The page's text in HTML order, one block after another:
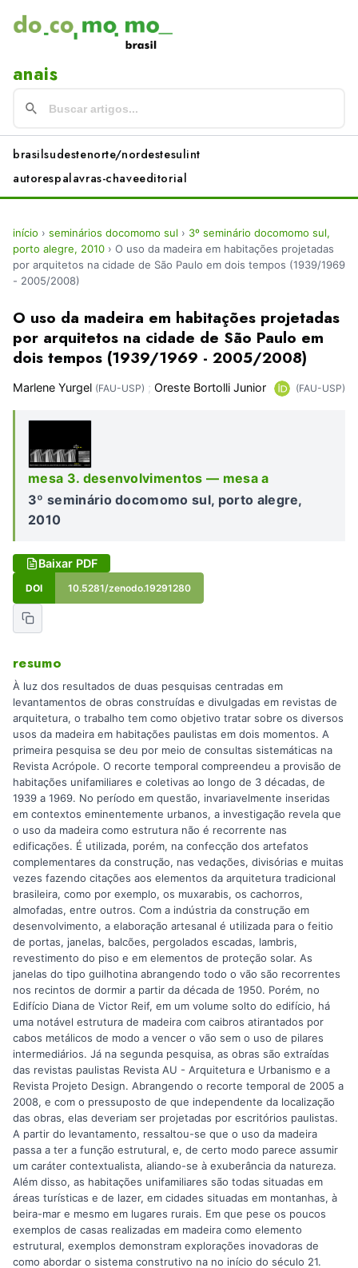
anais
brasilsudestenorte/nordestesulint
autorespalavras-chaveeditorial
início › seminários docomomo sul › 3º seminário docomomo sul,
porto alegre, 2010 › O uso da madeira em habitações projetadas
por arquitetos na cidade de São Paulo em dois tempos (1939/1969
- 2005/2008)
O uso da madeira em habitações projetadas
por arquitetos na cidade de São Paulo em
dois tempos (1939/1969 - 2005/2008)
Marlene Yurgel (FAU-USP) ; Oreste Bortolli Junior (FAU-USP)
mesa 3. desenvolvimentos — mesa a
3º seminário docomomo sul, porto alegre,
2010
Baixar PDF
DOI 10.5281/zenodo.19291280
resumo
À luz dos resultados de duas pesquisas centradas em
levantamentos de obras construídas e divulgadas em revistas de
arquitetura, o trabalho tem como objetivo tratar sobre os diversos
usos da madeira em habitações paulistas em dois momentos. A
primeira pesquisa se deu por meio de consultas sistemáticas na
Revista Acrópole. O recorte temporal compreendeu a provisão de
habitações unifamiliares e coletivas ao longo de 3 décadas, de
1939 a 1969. No período em questão, invariavelmente inseridas
em contextos eminentemente urbanos, a investigação revela que
o uso da madeira como estrutura não é recorrente nas
edificações. É utilizada, porém, na confecção dos artefatos
complementares da construção, nas vedações, divisórias e muitas
vezes fazendo citações aos elementos da arquitetura tradicional
brasileira, como por exemplo, os muxarabis, os cachorros,
almofadas, entre outros. Com a indústria da construção em
desenvolvimento, a elaboração artesanal é utilizada para o feitio
de portas, janelas, balcões, pergolados escadas, lambris,
revestimento do piso e em elementos de proteção solar. As
janelas do tipo guilhotina abrangendo todo o vão são recorrentes
nos recintos de dormir a partir da década de 1950. Porém, no
Edifício Diana de Victor Reif, em um volume solto do edifício, há
uma notável estrutura de madeira com caibros atirantados por
cabos metálicos de modo a vencer o vão sem o uso de pilares
intermediários. Já na segunda pesquisa, as obras são extraídas
das revistas paulistas Revista AU - Arquitetura e Urbanismo e a
Revista Projeto Design. Abrangendo o recorte temporal de 2005 a
2008, e com o pressuposto de que independente da localização
das obras, elas deveriam ser projetadas por escritórios paulistas.
A partir do levantamento, ressaltou-se que o uso da madeira
passa a ter a função estrutural, e, de certo modo parece assumir
um caráter contextualista, aliando-se à exuberância da natureza.
Além disso, as habitações unifamiliares são todas situadas em
áreas turísticas e de lazer, em cidades situadas em montanhas, à
beira-mar e mesmo em lugares rurais. Em que pese os poucos
exemplos de casas realizadas em madeira como elemento
estrutural, exemplos demonstram explorações inovadoras de
como abordar o sistema construtivo na no início do século 21.